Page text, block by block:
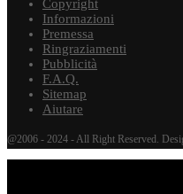
Copyright
Informazioni
Premessa
Ringraziamenti
Pubblicità
F.A.Q.
Sitemap
Aiutare
@2006 - 2024 - All Right Reserved.